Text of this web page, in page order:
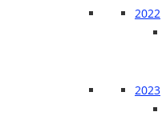
2022
2023